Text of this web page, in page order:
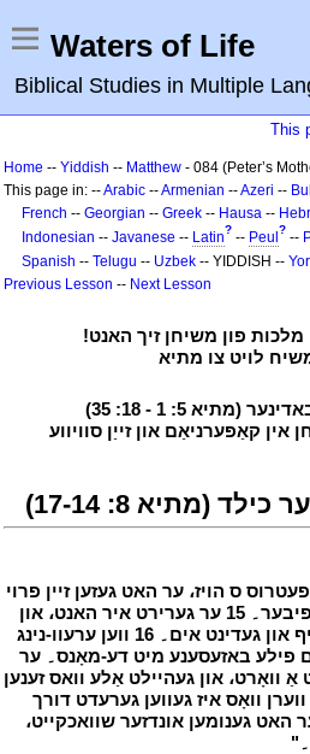
Waters of Life
Biblical Studies in Multiple
This
Home -- Yiddish -- Matthew - 084 (Peter’s
This page in: --Arabic --Armenian --Azeri --
French -- Georgian -- Greek -- Hausa --
Indonesian -- Javanese -- Latin? -- Peul ? --
Spanish -- Telugu -- Uzbek -- YIDDISH --
Previous Lesson -- Next Lesson
פון משיחן זיך האנט!
לויט צו מתיא
קאַפּערניאַם און זייַן סוויווע
פעטרוס ס הויז، ער האט געזען זיין פרוי
ס מוטער ליגן קראַנק מיט אַ פיבער۔ 15 ער גערירט איר האנט، און
די היץ לינק איר۔ זי גאַט אַרויף און געדינט אים۔ 16 ווען ערעוו-נינג
פילע באזעסענע מיט דע-מאָנס۔ ער
וואָרט، און געהיילט אַלע וואס זענען
ווערן וואָס איז געווען גערעדט דורך
האט גענומען אונדזער שוואכקייט،